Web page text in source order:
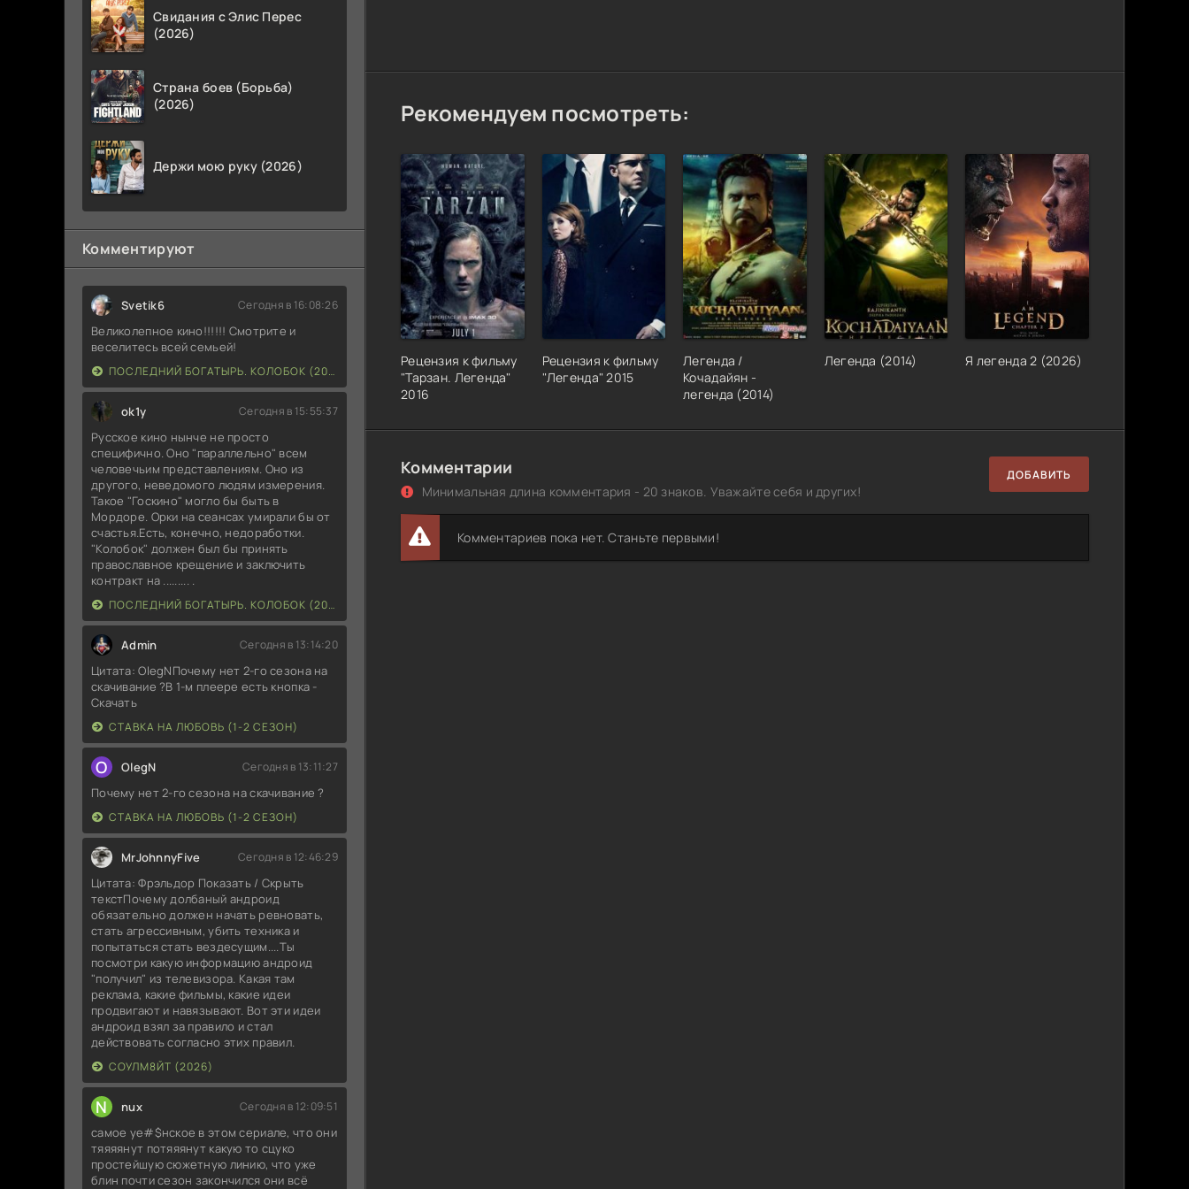
Свидания с Элис Перес
(2026)
Страна боев (Борьба)
(2026)
Держи мою руку (2026)
Комментируют
Svetik6 Сегодня в 16:08:26
Великолепное кино!!!!!! Смотрите и
веселитесь всей семьей!
ПОСЛЕДНИЙ БОГАТЫРЬ. КОЛОБОК (2026)
ok1y Сегодня в 15:55:37
Русское кино нынче не просто
специфично. Оно "параллельно" всем
человечьим представлениям. Оно из
другого, неведомого людям измерения.
Такое "Госкино" могло бы быть в
Мордоре. Орки на сеансах умирали бы от
счастья.Есть, конечно, недоработки.
"Колобок" должен был бы принять
православное крещение и заключить
контракт на ......... .
ПОСЛЕДНИЙ БОГАТЫРЬ. КОЛОБОК (2026)
Admin Сегодня в 13:14:20
Цитата: OlegNПочему нет 2-го сезона на
скачивание ?В 1-м плеере есть кнопка -
Скачать
СТАВКА НА ЛЮБОВЬ (1-2 СЕЗОН)
O OlegN Сегодня в 13:11:27
Почему нет 2-го сезона на скачивание ?
СТАВКА НА ЛЮБОВЬ (1-2 СЕЗОН)
MrJohnnyFive Сегодня в 12:46:29
Цитата: Фрэльдор Показать / Скрыть
текстПочему долбаный андроид
обязательно должен начать ревновать,
стать агрессивным, убить техника и
попытаться стать вездесущим....Ты
посмотри какую информацию андроид
"получил" из телевизора. Какая там
реклама, какие фильмы, какие идеи
продвигают и навязывают. Вот эти идеи
андроид взял за правило и стал
действовать согласно этих правил.
СОУЛМ8ЙТ (2026)
N nux Сегодня в 12:09:51
самое уе#$нское в этом сериале, что они
тяяяянут потяяянут какую то сцуко
простейшую сюжетную линию, что уже
блин почти сезон закончился они всё
Рекомендуем посмотреть:
Рецензия к фильму
"Тарзан. Легенда"
2016
Рецензия к фильму
"Легенда" 2015
Легенда /
Кочадайян -
легенда (2014)
Легенда (2014) Я легенда 2 (2026)
Комментарии
Минимальная длина комментария - 20 знаков. Уважайте себя и других!
ДОБАВИТЬ
Комментариев пока нет. Станьте первыми!